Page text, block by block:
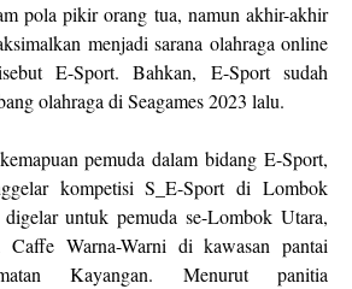
pola pikir orang tua, namun akhir-akhir
menjadi sarana olahraga online
E-Sport. Bahkan, E-Sport sudah
olahraga di Seagames 2023 lalu.
pemuda dalam bidang E-Sport,
kompetisi S_E-Sport di Lombok
untuk pemuda se-Lombok Utara,
Caffe Warna-Warni di kawasan pantai
Kayangan. Menurut panitia